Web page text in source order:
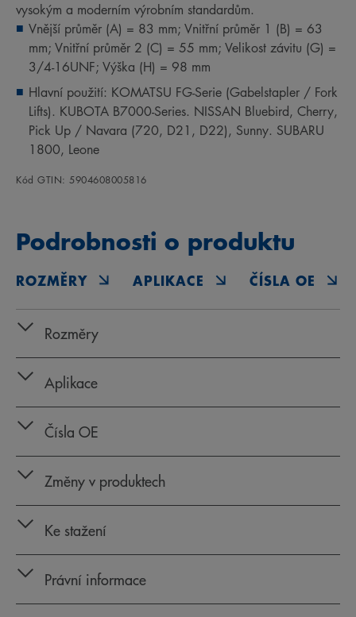
vysokým a moderním výrobním standardům.
Vnější průměr (A) = 83 mm; Vnitřní průměr 1 (B) = 63
mm; Vnitřní průměr 2 (C) = 55 mm; Velikost závitu (G) =
3/4-16UNF; Výška (H) = 98 mm
Hlavní použití: KOMATSU FG-Serie (Gabelstapler / Fork
Lifts). KUBOTA B7000-Series. NISSAN Bluebird, Cherry,
Pick Up / Navara (720, D21, D22), Sunny. SUBARU
1800, Leone
Kód GTIN: 5904608005816
Podrobnosti o produktu
ROZMĚRY APLIKACE ČÍSLA OE
Rozměry
Aplikace
Čísla OE
Změny v produktech
Ke stažení
Právní informace